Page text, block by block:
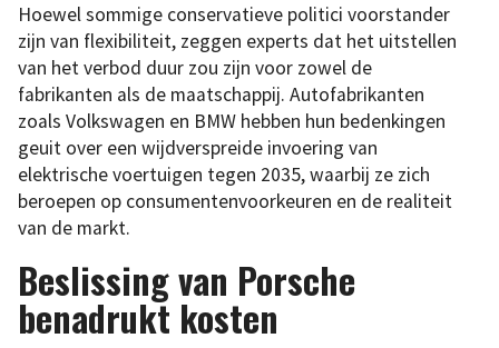
Hoewel sommige conservatieve politici voorstander
zijn van flexibiliteit, zeggen experts dat het uitstellen
van het verbod duur zou zijn voor zowel de
fabrikanten als de maatschappij. Autofabrikanten
zoals Volkswagen en BMW hebben hun bedenkingen
geuit over een wijdverspreide invoering van
elektrische voertuigen tegen 2035, waarbij ze zich
beroepen op consumentenvoorkeuren en de realiteit
van de markt.
Beslissing van Porsche
benadrukt kosten